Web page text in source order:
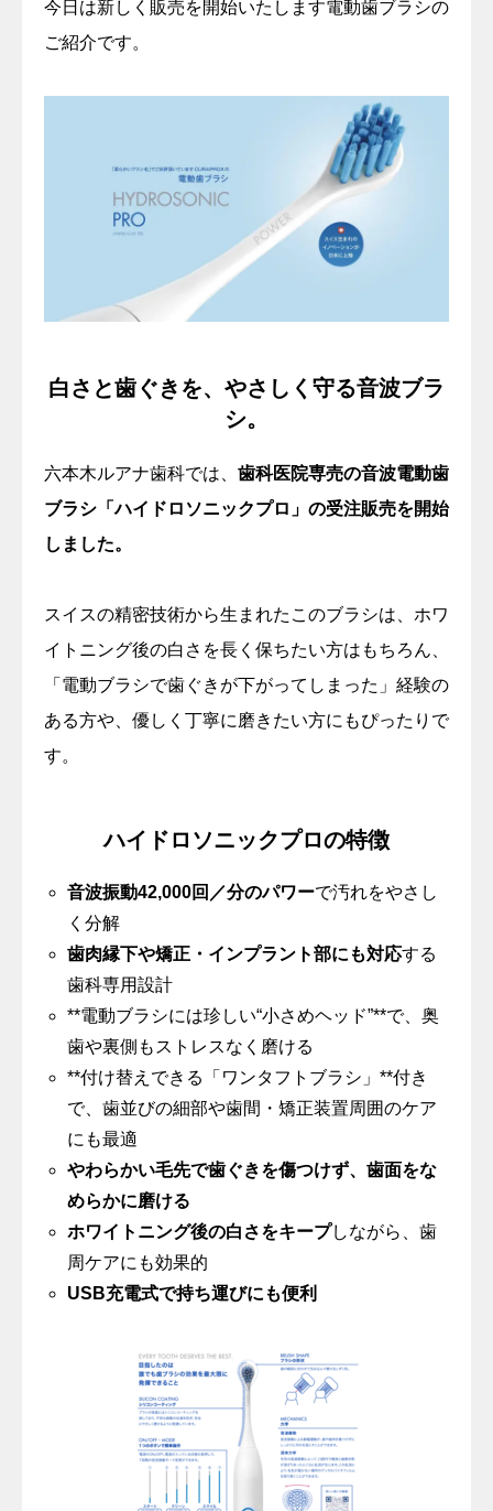
今日は新しく販売を開始いたします電動歯ブラシの
ご紹介です。
白さと歯ぐきを、やさしく守る音波ブラ
シ。
六本木ルアナ歯科では、 歯科医院専売の音波電動歯
ブラシ「ハイドロソニックプロ」の受注販売を開始
しました。
スイスの精密技術から生まれたこのブラシは、ホワ
イトニング後の白さを長く保ちたい方はもちろん、
「電動ブラシで歯ぐきが下がってしまった」経験の
ある方や、優しく丁寧に磨きたい方にもぴったりで
す。
ハイドロソニックプロの特徴
音波振動42,000回／分のパワーで汚れをやさし
く分解
歯肉縁下や矯正・インプラント部にも対応する
歯科専用設計
**電動ブラシには珍しい“小さめヘッド”**で、奥
歯や裏側もストレスなく磨ける
**付け替えできる「ワンタフトブラシ」**付き
で、歯並びの細部や歯間・矯正装置周囲のケア
にも最適
やわらかい毛先で歯ぐきを傷つけず、歯面をな
めらかに磨ける
ホワイトニング後の白さをキープしながら、歯
周ケアにも効果的
USB充電式で持ち運びにも便利